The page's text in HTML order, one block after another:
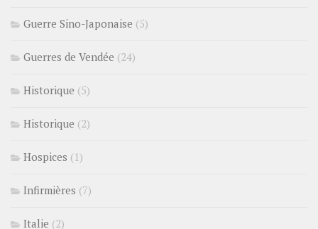
Guerre Sino-Japonaise (5)
Guerres de Vendée (24)
Historique (5)
Historique (2)
Hospices (1)
Infirmières (7)
Italie (2)